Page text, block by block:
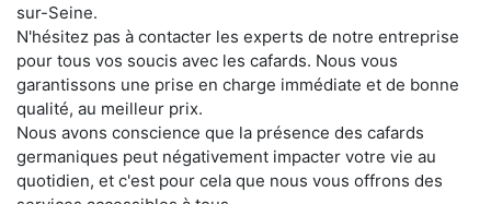
sur-Seine.
N'hésitez pas à contacter les experts de notre entreprise
pour tous vos soucis avec les cafards. Nous vous
garantissons une prise en charge immédiate et de bonne
qualité, au meilleur prix.
Nous avons conscience que la présence des cafards
germaniques peut négativement impacter votre vie au
quotidien, et c'est pour cela que nous vous offrons des